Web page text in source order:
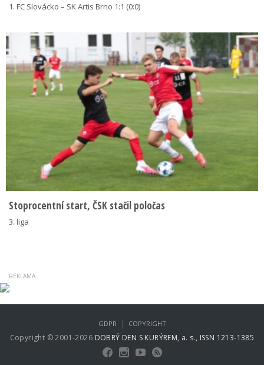
1. FC Slovácko – SK Artis Brno 1:1 (0:0)
Stoprocentní start, ČSK stačil poločas
3. liga
Copyright © 2001-2026 DOBRÝ DEN S KURÝREM, a. s., ISSN 1213-1385
GDPR | COPYRIGHT